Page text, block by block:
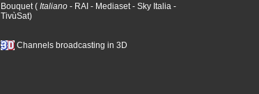
Bouquet ( Italiano - RAI - Mediaset - Sky Italia -
TivùSat)
Channels broadcasting in 3D